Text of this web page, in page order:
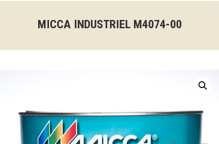
MICCA INDUSTRIEL M4074-00